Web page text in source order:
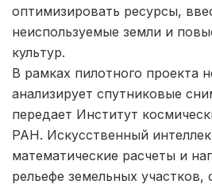
оптимизировать ресурсы,
неиспользуемые земли и
культур.
В рамках пилотного проекта
анализирует спутниковые
передает Институт
РАН. Искусственный
математические расчеты и
рельефе земельных участков,